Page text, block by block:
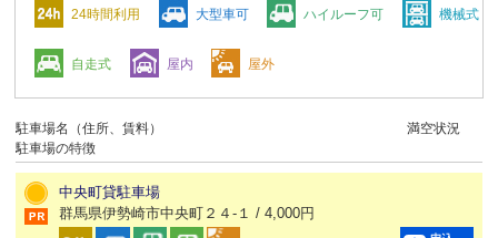
24時間利用 大型車可 ハイルーフ可 機械式
自走式 屋内 屋外
駐車場名（住所、賃料）
駐車場の特徴
満空状況
中央町貸駐車場
群馬県伊勢崎市中央町２４-１ / 4,000円